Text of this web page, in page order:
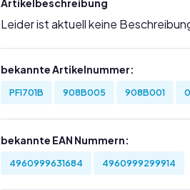
Artikelbeschreibung
Leider ist aktuell keine
bekannte Artikelnummer:
PFI701B 908B005 908B001
bekannte EAN Nummern:
4960999631684 4960999299914